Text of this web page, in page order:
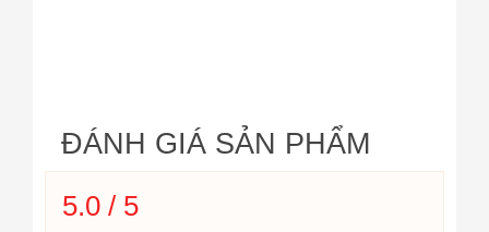
ĐÁNH GIÁ SẢN PHẨM
5.0 / 5